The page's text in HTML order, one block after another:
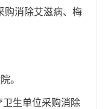
购消除艾滋病、梅
。
卫生单位采购消除